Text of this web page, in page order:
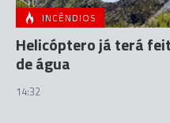
INCÊNDIOS
Helicóptero já terá
de água
14:32